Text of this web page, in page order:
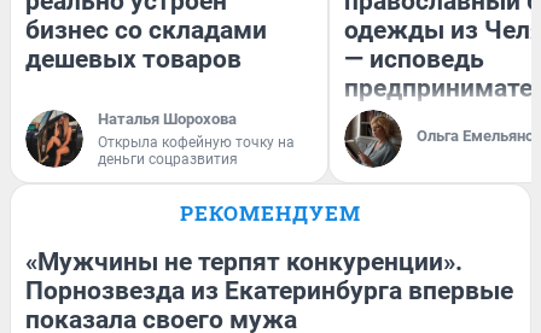
бизнес со складами
дешевых товаров
Наталья Шорохова
Открыла кофейную точку на
деньги соцразвития
одежды из
— исповедь
Ольга
РЕКОМЕНДУЕМ
«Мужчины не терпят конкуренции».
Порнозвезда из Екатеринбурга впервые
показала своего мужа